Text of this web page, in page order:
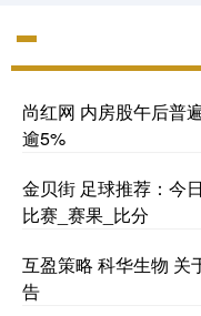
尚红网 内房股午后普
逾5%
金贝街 足球推荐：今
比赛_赛果_比分
互盈策略 科华生物 关
告